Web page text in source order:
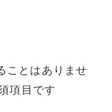
ことはありませ
項目です